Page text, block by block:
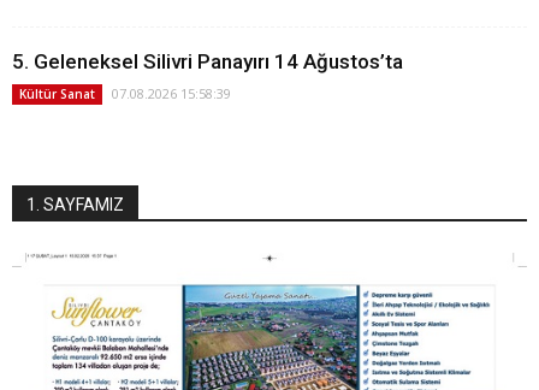
5. Geleneksel Silivri Panayırı 14 Ağustos’ta
Kültür Sanat 07.08.2026 15:58:39
1. SAYFAMIZ